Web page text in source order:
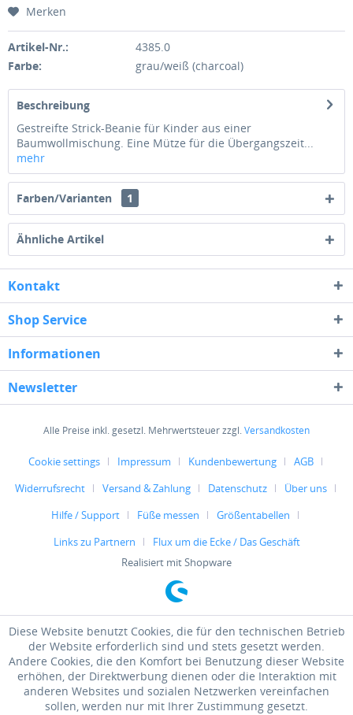
Merken
Artikel-Nr.:
4385.0
Farbe:
grau/weiß (charcoal)
Beschreibung
Gestreifte Strick-Beanie für Kinder aus einer
Baumwollmischung. Eine Mütze für die Übergangszeit...
mehr
Farben/Varianten 1
Ähnliche Artikel
Kontakt
Shop Service
Informationen
Newsletter
Alle Preise inkl. gesetzl. Mehrwertsteuer zzgl.Versandkosten
Cookie settings Impressum Kundenbewertung
AGB
Widerrufsrecht
Versand & Zahlung Datenschutz
Über uns
Hilfe / Support
Füße messen
Größentabellen
Links zu Partnern
Flux um die Ecke / Das Geschäft
Realisiert mit Shopware
Diese Website benutzt Cookies, die für den technischen Betrieb
der Website erforderlich sind und stets gesetzt werden.
Andere Cookies, die den Komfort bei Benutzung dieser Website
erhöhen, der Direktwerbung dienen oder die Interaktion mit
anderen Websites und sozialen Netzwerken vereinfachen
sollen, werden nur mit Ihrer Zustimmung gesetzt.